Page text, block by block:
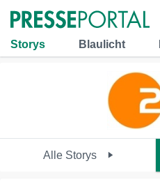
Storys Blaulicht
Alle Storys